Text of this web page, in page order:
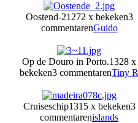
Oostend-21272 x bekeken3
commentarenGuido
Op de Douro in Porto.1328 x
bekeken3 commentarenTiny R
Cruiseschip1315 x bekeken3
commentarenislands